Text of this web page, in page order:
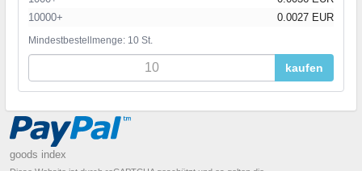
10000+
0.0027 EUR
Mindestbestellmenge: 10 St.
kaufen
goods index